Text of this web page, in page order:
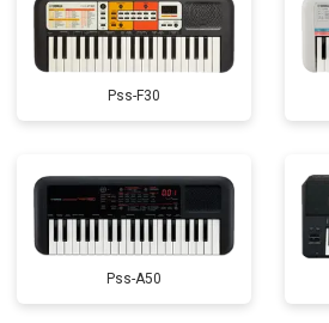
Pss-F30
Pss-A50